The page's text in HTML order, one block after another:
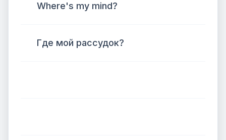
Where's my mind?
Где мой рассудок?